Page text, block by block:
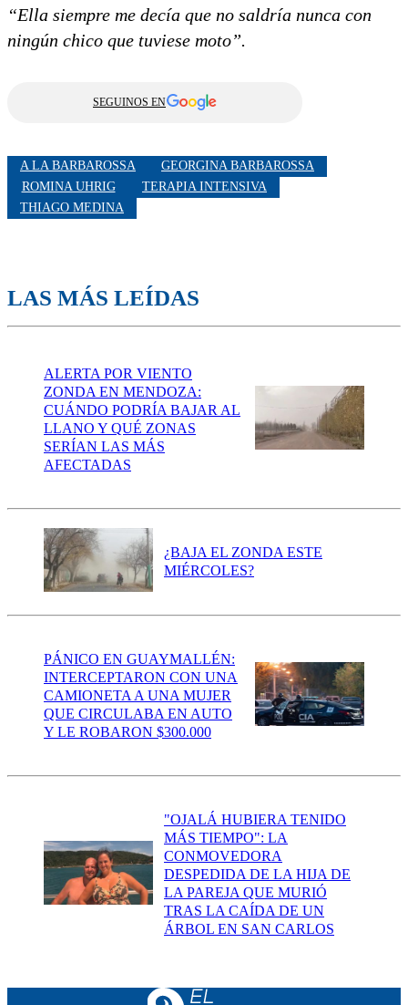
“Ella siempre me decía que no saldría nunca con
ningún chico que tuviese moto”.
SEGUINOS EN
A LA BARBAROSSA
GEORGINA BARBAROSSA
ROMINA UHRIG
TERAPIA INTENSIVA
THIAGO MEDINA
LAS MÁS LEÍDAS
ALERTA POR VIENTO
ZONDA EN MENDOZA:
CUÁNDO PODRÍA BAJAR AL
LLANO Y QUÉ ZONAS
SERÍAN LAS MÁS
AFECTADAS
¿BAJA EL ZONDA ESTE
MIÉRCOLES?
PÁNICO EN GUAYMALLÉN:
INTERCEPTARON CON UNA
CAMIONETA A UNA MUJER
QUE CIRCULABA EN AUTO
Y LE ROBARON $300.000
"OJALÁ HUBIERA TENIDO
MÁS TIEMPO": LA
CONMOVEDORA
DESPEDIDA DE LA HIJA DE
LA PAREJA QUE MURIÓ
TRAS LA CAÍDA DE UN
ÁRBOL EN SAN CARLOS